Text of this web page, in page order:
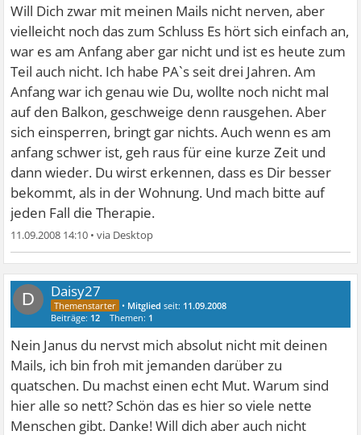
Will Dich zwar mit meinen Mails nicht nerven, aber
vielleicht noch das zum Schluss Es hört sich einfach an,
war es am Anfang aber gar nicht und ist es heute zum
Teil auch nicht. Ich habe PA`s seit drei Jahren. Am
Anfang war ich genau wie Du, wollte noch nicht mal
auf den Balkon, geschweige denn rausgehen. Aber
sich einsperren, bringt gar nichts. Auch wenn es am
anfang schwer ist, geh raus für eine kurze Zeit und
dann wieder. Du wirst erkennen, dass es Dir besser
bekommt, als in der Wohnung. Und mach bitte auf
jeden Fall die Therapie.
11.09.2008 14:10 •
D Daisy27
• Mitglied seit: 11.09.2008
Beiträge: 12 Themen: 1
Nein Janus du nervst mich absolut nicht mit deinen
Mails, ich bin froh mit jemanden darüber zu
quatschen. Du machst einen echt Mut. Warum sind
hier alle so nett? Schön das es hier so viele nette
Menschen gibt. Danke! Will dich aber auch nicht